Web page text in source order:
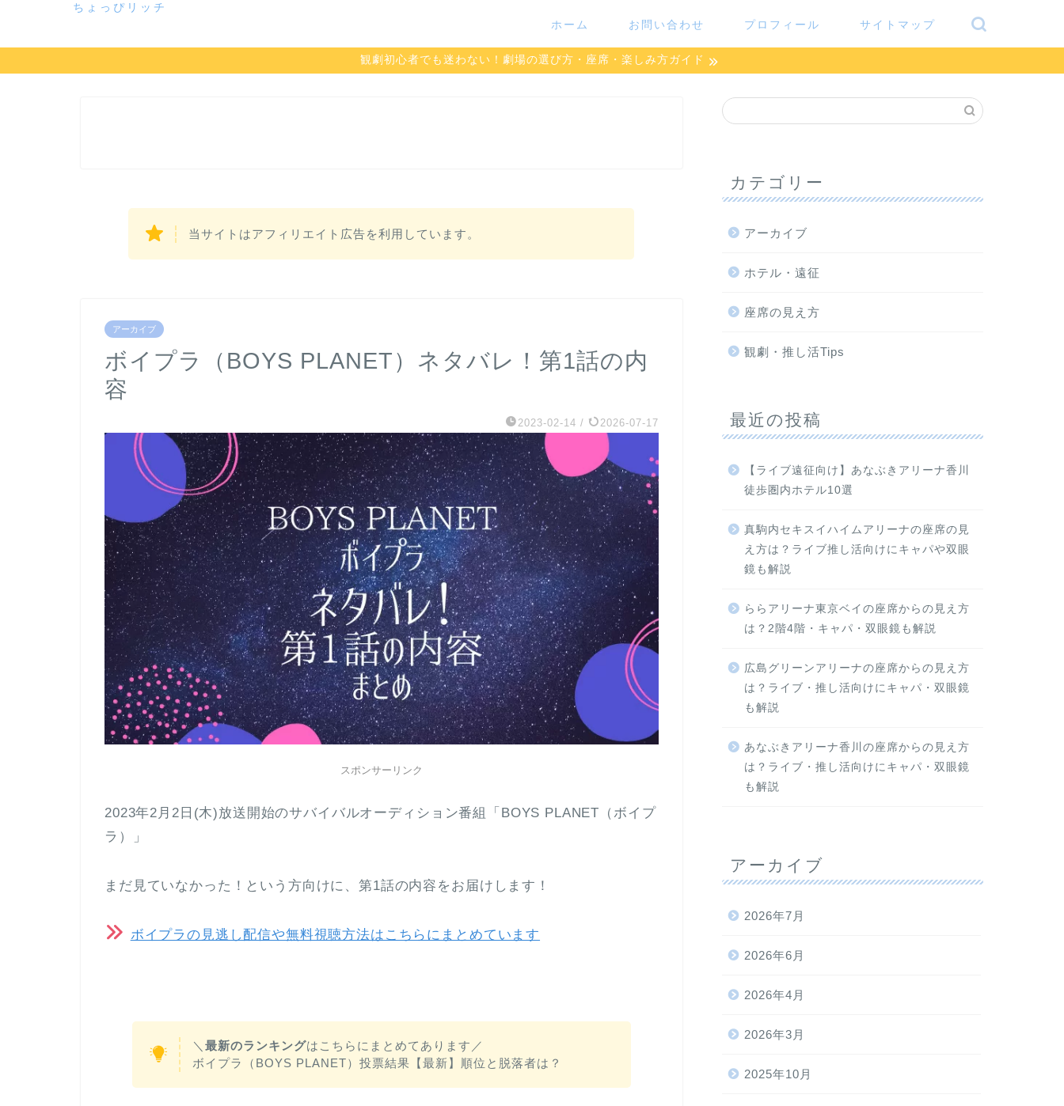
ちょっぴリッチ
ホーム お問い合わせ プロフィール サイトマップ
観劇初心者でも迷わない！劇場の選び方・座席・楽しみ方ガイド
当サイトはアフィリエイト広告を利用しています。
アーカイブ
ボイプラ（BOYS PLANET）ネタバレ！第1話の内
容
2023-02-14 / 2026-07-17
スポンサーリンク
2023年2月2日(木)放送開始のサバイバルオーディション番組「BOYS PLANET（ボイプ
ラ）」
まだ見ていなかった！という方向けに、第1話の内容をお届けします！
ボイプラの見逃し配信や無料視聴方法はこちらにまとめています
＼ 最新のランキングはこちらにまとめてあります／
ボイプラ（BOYS PLANET）投票結果【最新】順位と脱落者は？
カテゴリー
アーカイブ
ホテル・遠征
座席の見え方
観劇・推し活Tips
最近の投稿
【ライブ遠征向け】あなぶきアリーナ香川
徒歩圏内ホテル10選
真駒内セキスイハイムアリーナの座席の見
え方は？ライブ推し活向けにキャパや双眼
鏡も解説
ららアリーナ東京ベイの座席からの見え方
は？2階4階・キャパ・双眼鏡も解説
広島グリーンアリーナの座席からの見え方
は？ライブ・推し活向けにキャパ・双眼鏡
も解説
あなぶきアリーナ香川の座席からの見え方
は？ライブ・推し活向けにキャパ・双眼鏡
も解説
アーカイブ
2026年7月
2026年6月
2026年4月
2026年3月
2025年10月